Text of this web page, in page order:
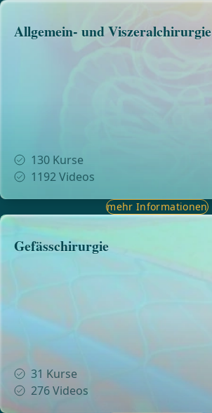
Allgemein- und Viszeralchirurgie
130 Kurse
1192Videos
mehr Informationen
Gefässchirurgie
31 Kurse
276Videos